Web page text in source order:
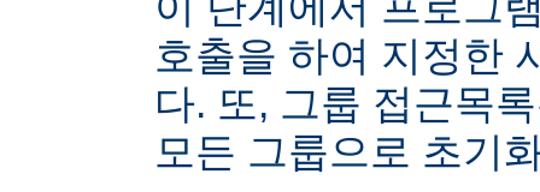
호출을 하여 지정한
다. 또, 그룹 접근목
모든 그룹으로 초기